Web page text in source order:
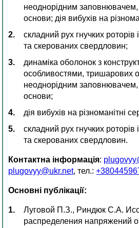
неоднорідним
основи; дія вибухів на
складний рух гнучких роторів
та скерованих свердловин;
динаміка оболонок з
особливостями, тришарових
неоднорідним
основи;
дія вибухів на різноманітні
складний рух гнучких роторів
та скерованих свердловин.
Контактна інформація:
plugovyy@ukr.net, тел.:
Основні публікації:
Луговой П.З., Риндюк С.А.
распределения напряжений